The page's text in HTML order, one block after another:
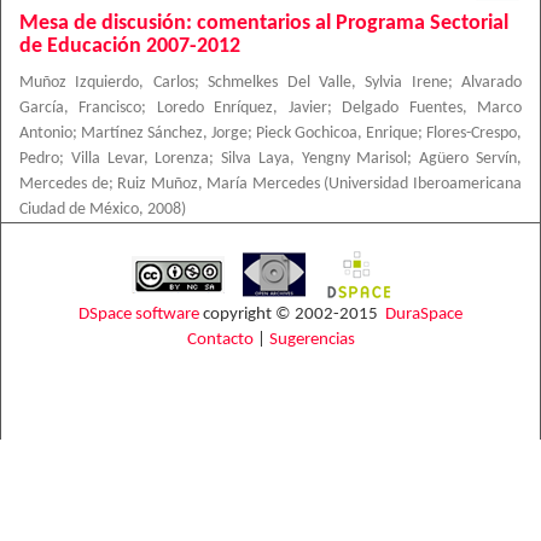
Mesa de discusión: comentarios al Programa Sectorial
de Educación 2007-2012
Muñoz Izquierdo, Carlos;Schmelkes Del Valle, Sylvia Irene; Alvarado
García, Francisco; Loredo Enríquez, Javier;
Delgado Fuentes, Marco
Antonio; Martínez Sánchez, Jorge; Pieck Gochicoa, Enrique; Flores-Crespo,
Pedro; Villa Levar, Lorenza;Silva Laya, Yengny Marisol ;Agüero Servín,
Mercedes de; Ruiz Muñoz, María Mercedes (Universidad Iberoamericana
Ciudad de México, 2008)
DSpace software copyright © 2002-2015 DuraSpace
Contacto| Sugerencias